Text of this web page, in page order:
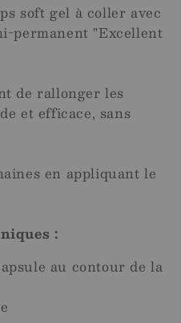
soft gel à coller avec
permanent "Excellent
de rallonger les
et efficace, sans
en appliquant le
:
au contour de la